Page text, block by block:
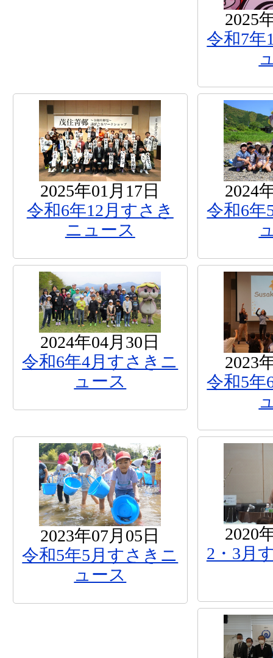
2025
令和7年
2025年01月17日
令和6年12月すさき
ニュース
2024
令和6年
2024年04月30日
令和6年4月すさきニ
ュース
2023
令和5年
2023年07月05日
令和5年5月すさきニ
ュース
2020
2・3月